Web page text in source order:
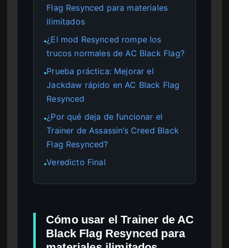
Flag Resynced para materiales
ilimitados
●¿El mod Resynced rompe los
trucos normales de AC Black Flag?
●Prueba práctica: Mejorar el
Jackdaw rápido en AC Black Flag
Resynced
●¿Por qué deja de funcionar el
Trainer de Assassin’s Creed Black
Flag Resynced?
●Veredicto Final
Cómo usar el Trainer de AC
Black Flag Resynced para